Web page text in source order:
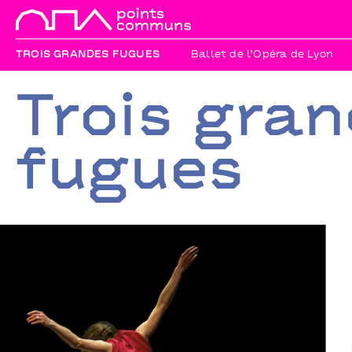
TROIS GRANDES FUGUES Ballet de l’Opéra de Lyon
Trois
fugues